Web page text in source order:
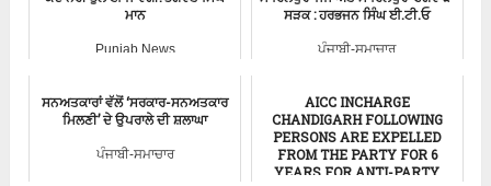
ਮਾਨ
Punjab News
ਸੜਕ : ਹਰਭਜਨ ਸਿੰਘ ਈ.ਟੀ.ਓ
ਪੰਜਾਬੀ-ਸਮਾਚਾਰ
ਸਨਅਤਕਾਰਾਂ ਵੱਲੋਂ ‘ਸਰਕਾਰ-ਸਨਅਤਕਾਰ
ਮਿਲਣੀ’ ਦੇ ਉਪਰਾਲੇ ਦੀ ਸ਼ਲਾਘਾ
ਪੰਜਾਬੀ-ਸਮਾਚਾਰ
AICC INCHARGE
CHANDIGARH FOLLOWING
PERSONS ARE EXPELLED
FROM THE PARTY FOR 6
YEARS FOR ANTI-PARTY